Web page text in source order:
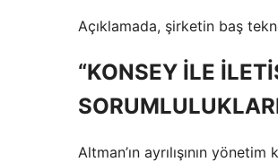
Açıklamada, şirketin baş
“KONSEY İLE
Altman’ın ayrılışının